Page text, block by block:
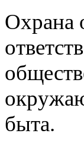
Охрана
быта.